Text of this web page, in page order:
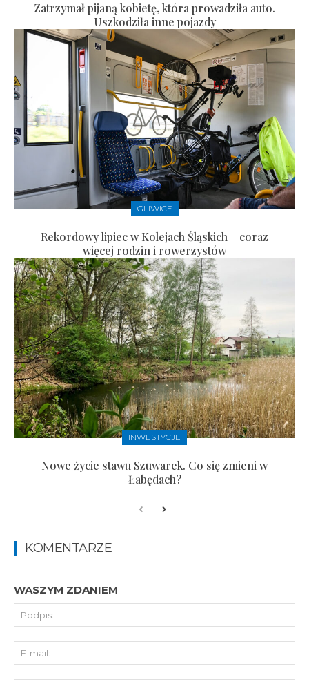
Zatrzymał pijaną kobietę, która prowadziła auto.
Uszkodziła inne pojazdy
GLIWICE
Rekordowy lipiec w Kolejach Śląskich – coraz
więcej rodzin i rowerzystów
INWESTYCJE
Nowe życie stawu Szuwarek. Co się zmieni w
Łabędach?
KOMENTARZE
WASZYM ZDANIEM